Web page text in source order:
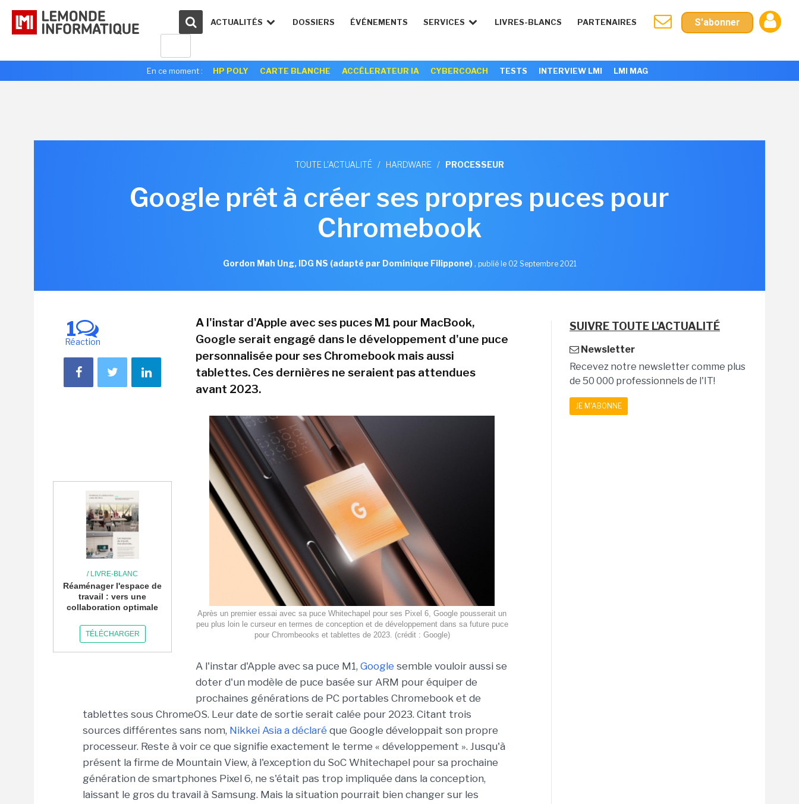
ACTUALITÉS DOSSIERS ÉVÉNEMENTS SERVICES LIVRES-BLANCS PARTENAIRES S'abonner
En ce moment : HP POLY CARTE BLANCHE ACCÉLERATEUR IA CYBERCOACH TESTS INTERVIEW LMI LMI MAG
TOUTE L'ACTUALITÉ / HARDWARE / PROCESSEUR
Google prêt à créer ses propres puces pour
Chromebook
Gordon Mah Ung, IDG NS (adapté par Dominique Filippone), publié le 02 Septembre 2021
1
Réaction
/ LIVRE-BLANC
Réaménager l'espace de
travail : vers une
collaboration optimale
TÉLÉCHARGER
A l'instar d'Apple avec ses puces M1 pour MacBook,
Google serait engagé dans le développement d'une puce
personnalisée pour ses Chromebook mais aussi
tablettes. Ces dernières ne seraient pas attendues
avant 2023.
Après un premier essai avec sa puce Whitechapel pour ses Pixel 6, Google pousserait un
peu plus loin le curseur en termes de conception et de développement dans sa future puce
pour Chrombeooks et tablettes de 2023. (crédit : Google)
A l'instar d'Apple avec sa puce M1, Google semble vouloir aussi se
doter d'un modèle de puce basée sur ARM pour équiper de
prochaines générations de PC portables Chromebook et de
tablettes sous ChromeOS. Leur date de sortie serait calée pour 2023. Citant trois
sources différentes sans nom, Nikkei Asia a déclaré que Google développait son propre
processeur. Reste à voir ce que signifie exactement le terme « développement ». Jusqu'à
présent la firme de Mountain View, à l'exception du SoC Whitechapel pour sa prochaine
génération de smartphones Pixel 6, ne s'était pas trop impliquée dans la conception,
laissant le gros du travail à Samsung. Mais la situation pourrait bien changer sur les
SUIVRE TOUTE L'ACTUALITÉ
Newsletter
Recevez notre newsletter comme plus
de 50 000 professionnels de l'IT!
JE M'ABONNE